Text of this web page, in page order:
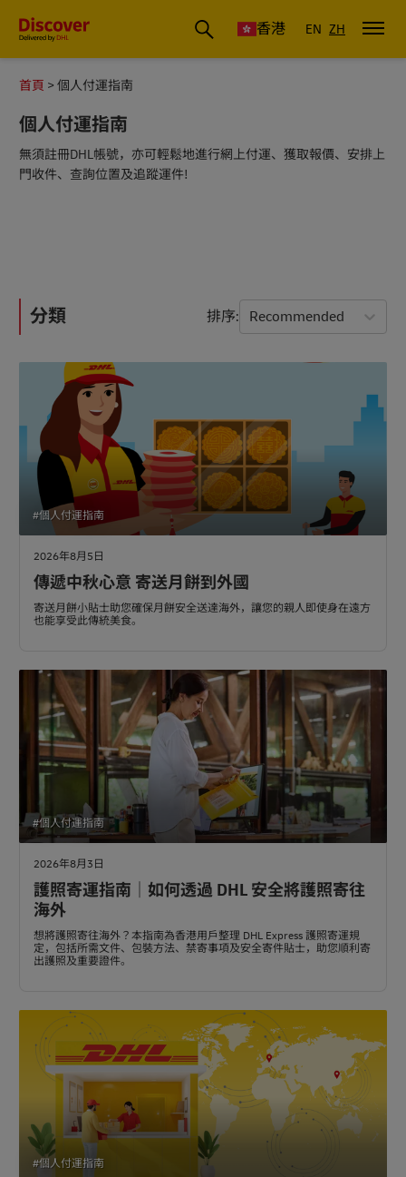
香港 EN ZH
首頁 個人付運指南
個人付運指南
無須註冊DHL帳號，亦可輕鬆地進行網上付運、獲取報價、安排上
門收件、查詢位置及追蹤運件!
分類 排序 Recommended
#個人付運指南
2026年8月5日
傳遞中秋心意 寄送月餅到外國
寄送月餅小貼士助您確保月餅安全送達海外，讓您的親人即使身在遠方
也能享受此傳統美食。
#個人付運指南
2026年8月3日
護照寄運指南｜如何透過 DHL 安全將護照寄往
海外
想將護照寄往海外？本指南為香港用戶整理 DHL Express 護照寄運規
定，包括所需文件、包裝方法、禁寄事項及安全寄件貼士，助您順利寄
出護照及重要證件。
#個人付運指南